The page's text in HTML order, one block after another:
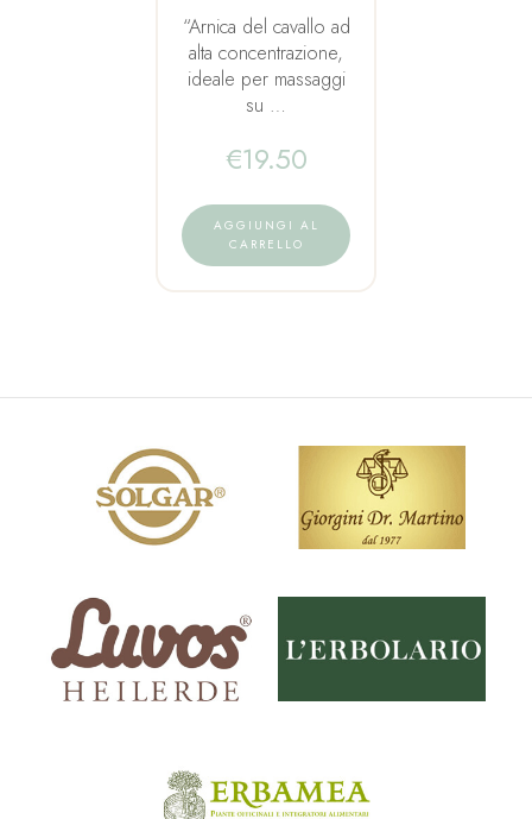
“Arnica del cavallo ad
alta concentrazione,
ideale per massaggi
su …
€19.50
AGGIUNGI AL
CARRELLO